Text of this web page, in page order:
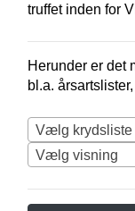
truffet inden for
Herunder er det
bl.a.
Vælg krydsliste
Vælg visning